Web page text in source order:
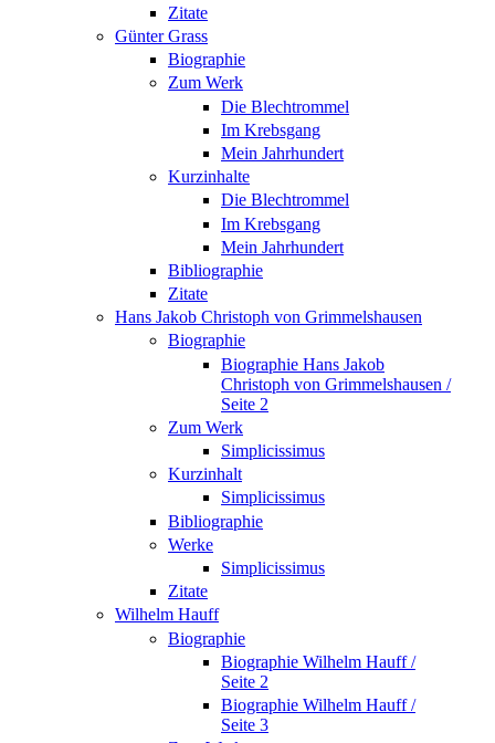
Zitate
Günter Grass
Biographie
Zum Werk
Die Blechtrommel
Im Krebsgang
Mein Jahrhundert
Kurzinhalte
Die Blechtrommel
Im Krebsgang
Mein Jahrhundert
Bibliographie
Zitate
Hans Jakob Christoph von Grimmelshausen
Biographie
Biographie Hans Jakob
Christoph von Grimmelshausen /
Seite 2
Zum Werk
Simplicissimus
Kurzinhalt
Simplicissimus
Bibliographie
Werke
Simplicissimus
Zitate
Wilhelm Hauff
Biographie
Biographie Wilhelm Hauff /
Seite 2
Biographie Wilhelm Hauff /
Seite 3